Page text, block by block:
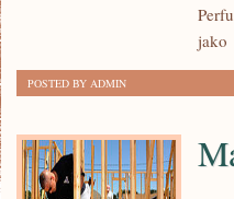
jako
POSTED BY ADMIN